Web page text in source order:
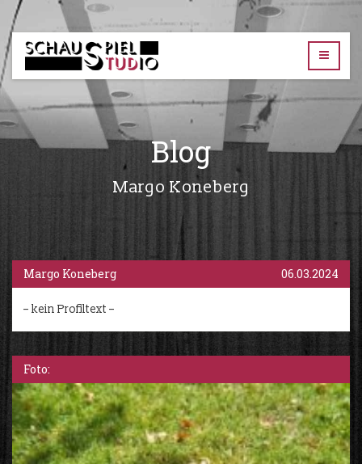
TUD-
Schauspielstudio
Blog
Margo Koneberg
06.03.2024
Margo Koneberg
– kein Profiltext –
Foto: